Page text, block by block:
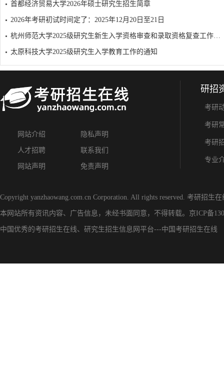
首都经济贸易大学2026年硕士研究生招生简章
2026年考研初试时间定了：2025年12月20日至21日
杭州师范大学2025级研究生新生入学资格审查和录取资格复查工作的通知
太原科技大学2025级研究生入学教育工作的通知
网站介绍 隐私声明
人才招聘 联系我们
网站声明 免责声明
研招
考研
考研
考研
专业
Copyright yanzhaowang.com.cn Corporation. All rights reserved. 考研招生在
本网站所有资讯内容、广告信息，未经书面同意，不得转载。 京ICP备
中国优秀的考研招生在线、 研究生招生信息网 平台---中国考研招生在线